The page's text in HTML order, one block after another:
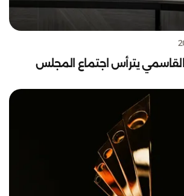
القاسمي يترأس اجتماع المجلس